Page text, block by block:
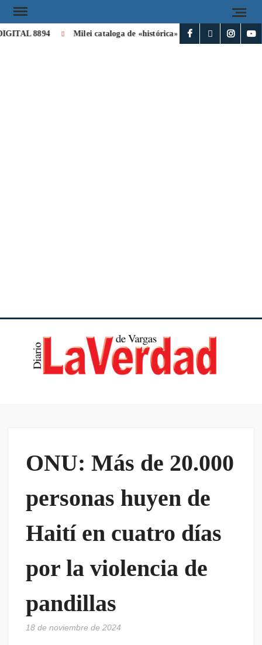
8894 Milei cataloga de «histórica» la visita de León XIV
ONU: Más de 20.000
personas huyen de
Haití en cuatro días
por la violencia de
pandillas
18 de noviembre de 2024